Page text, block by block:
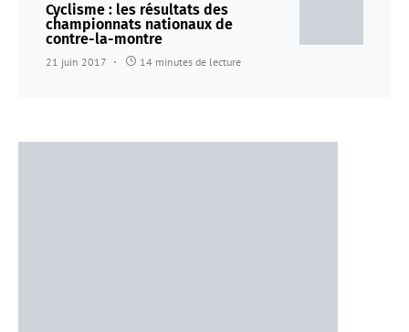
Cyclisme : les résultats des
championnats nationaux de
contre-la-montre
21 juin 2017 14 minutes de lecture